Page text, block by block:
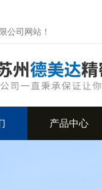
公司网站！
产品中心